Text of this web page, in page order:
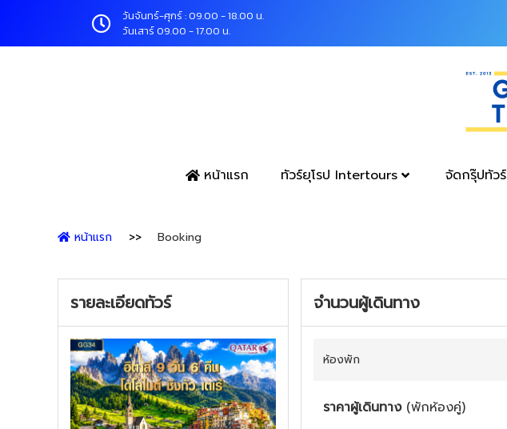
วันจันทร์-ศุกร์ : 09.00 - 18.00 น.
วันเสาร์ 09.00 - 17.00 น.
หน้าแรก ทัวร์ยุโรป Intertours จัดกรุ๊ปทัวร์
หน้าแรก Booking
รายละเอียดทัวร์ จำนวนผู้เดินทาง
ห้องพัก
ราคาผู้เดินทาง (พักห้องคู่)